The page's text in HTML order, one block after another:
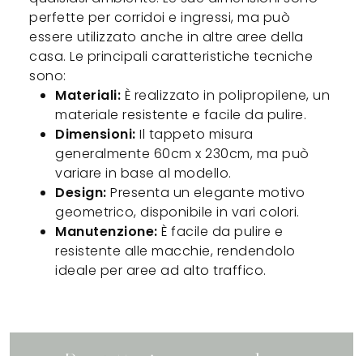
perfette per corridoi e ingressi, ma può
essere utilizzato anche in altre aree della
casa. Le principali caratteristiche tecniche
sono:
Materiali: È realizzato in polipropilene, un
materiale resistente e facile da pulire.
Dimensioni: Il tappeto misura
generalmente 60cm x 230cm, ma può
variare in base al modello.
Design: Presenta un elegante motivo
geometrico, disponibile in vari colori.
Manutenzione: È facile da pulire e
resistente alle macchie, rendendolo
ideale per aree ad alto traffico.